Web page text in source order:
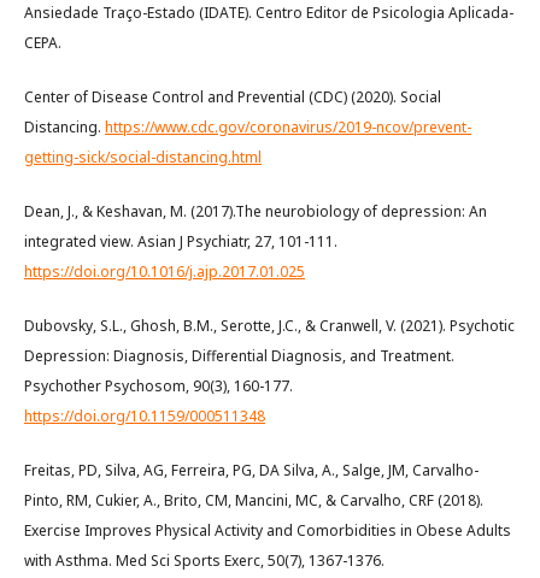
Ansiedade Traço-Estado (IDATE). Centro Editor de Psicologia Aplicada-
CEPA.
Center of Disease Control and Prevential (CDC) (2020). Social
Distancing. https://www.cdc.gov/coronavirus/2019-ncov/prevent-
getting-sick/social-distancing.html
Dean, J., & Keshavan, M. (2017).The neurobiology of depression: An
integrated view. Asian J Psychiatr, 27, 101-111.
https://doi.org/10.1016/j.ajp.2017.01.025
Dubovsky, S.L., Ghosh, B.M., Serotte, J.C., & Cranwell, V. (2021). Psychotic
Depression: Diagnosis, Differential Diagnosis, and Treatment.
Psychother Psychosom, 90(3), 160-177.
https://doi.org/10.1159/000511348
Freitas, PD, Silva, AG, Ferreira, PG, DA Silva, A., Salge, JM, Carvalho-
Pinto, RM, Cukier, A., Brito, CM, Mancini, MC, & Carvalho, CRF (2018).
Exercise Improves Physical Activity and Comorbidities in Obese Adults
with Asthma. Med Sci Sports Exerc, 50(7), 1367-1376.